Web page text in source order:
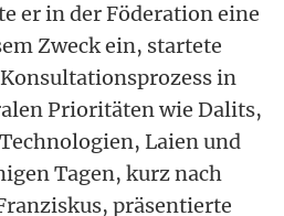
er in der Föderation eine
Zweck ein, startete
in
Prioritäten wie Dalits,
Laien und
Tagen, kurz nach
präsentierte